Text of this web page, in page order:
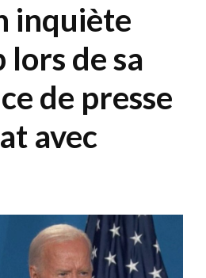
inquiète
lors de sa
de presse
avec